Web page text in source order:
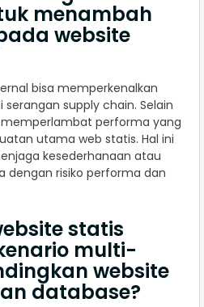
menambah
website
bisa memperkenalkan
supply chain. Selain
performa yang
utama web statis. Hal ini
kesederhanaan atau
dengan risiko performa dan
statis
multi-
website
database?